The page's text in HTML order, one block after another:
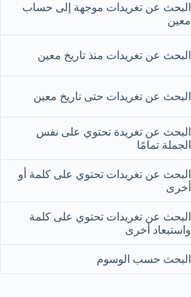
البحث عن تغريدات موجهة إلى حساب
معين
البحث عن تغريدات منذ تاريخ معين
البحث عن تغريدات حتى تاريخ معين
البحث عن تغريدة تحتوي على نفس
الجملة تمامًا
البحث عن تغريدات تحتوي على كلمة أو
أخرى
البحث عن تغريدات تحتوي على كلمة
واستبعاد أخرى
البحث حسب الوسوم